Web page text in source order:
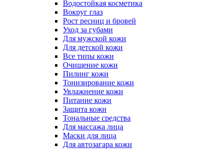
Водостойкая косметика
Вокруг глаз
Рост ресниц и бровей
Уход за губами
Для мужской кожи
Для детской кожи
Все типы кожи
Очищение кожи
Пилинг кожи
Тонизирование кожи
Увлажнение кожи
Питание кожи
Защита кожи
Тональные средства
Для массажа лица
Маски для лица
Для автозагара кожи